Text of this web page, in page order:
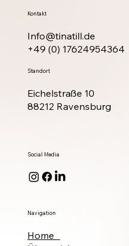
Kontakt
Info@tinatill.de
+49 (0) 17624954364
Standort
Eichelstraße 10
88212 Ravensburg
Social Media
Navigation
Home